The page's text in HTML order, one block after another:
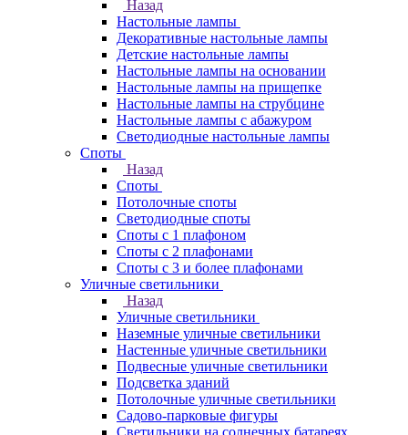
Назад
Настольные лампы
Декоративные настольные лампы
Детские настольные лампы
Настольные лампы на основании
Настольные лампы на прищепке
Настольные лампы на струбцине
Настольные лампы с абажуром
Светодиодные настольные лампы
Споты
Назад
Споты
Потолочные споты
Светодиодные споты
Споты с 1 плафоном
Споты с 2 плафонами
Споты с 3 и более плафонами
Уличные светильники
Назад
Уличные светильники
Наземные уличные светильники
Настенные уличные светильники
Подвесные уличные светильники
Подсветка зданий
Потолочные уличные светильники
Садово-парковые фигуры
Светильники на солнечных батареях